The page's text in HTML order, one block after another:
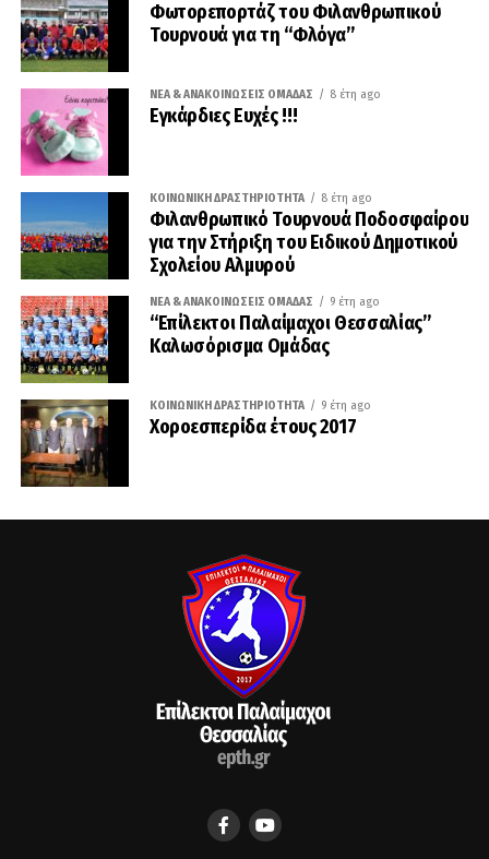
Φωτορεπορτάζ του Φιλανθρωπικού
Τουρνουά για τη “Φλόγα”
ΝΈΑ & ΑΝΑΚΟΙΝΏΣΕΙΣ ΟΜΆΔΑΣ 8 έτη ago
Εγκάρδιες Ευχές !!!
ΚΟΙΝΩΝΙΚΉ ΔΡΑΣΤΗΡΙΌΤΗΤΑ 8 έτη ago
Φιλανθρωπικό Τουρνουά Ποδοσφαίρου
για την Στήριξη του Ειδικού Δημοτικού
Σχολείου Αλμυρού
ΝΈΑ & ΑΝΑΚΟΙΝΏΣΕΙΣ ΟΜΆΔΑΣ 9 έτη ago
“Επίλεκτοι Παλαίμαχοι Θεσσαλίας”
Καλωσόρισμα Ομάδας
ΚΟΙΝΩΝΙΚΉ ΔΡΑΣΤΗΡΙΌΤΗΤΑ 9 έτη ago
Χοροεσπερίδα έτους 2017